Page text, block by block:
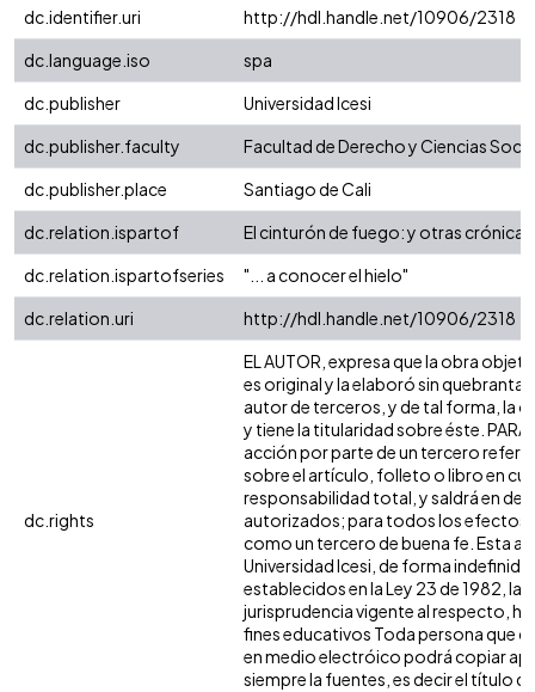
dc.identifier.uri
http://hdl.handle.net/10906/2318
dc.language.iso
spa
dc.publisher
Universidad Icesi
dc.publisher.faculty
Facultad de Derecho y Ciencias
dc.publisher.place
Santiago de Cali
dc.relation.ispartof
El cinturón de fuego: y otras crónicas
dc.relation.ispartofseries
"... a conocer el hielo"
dc.relation.uri
http://hdl.handle.net/10906/2318
dc.rights
EL AUTOR, expresa que la obra
es original y la elaboró sin
autor de terceros, y de tal forma, la
y tiene la titularidad sobre éste.
acción por parte de un tercero
sobre el artículo, folleto o libro en
responsabilidad total, y saldrá en
autorizados; para todos los efectos,
como un tercero de buena fe. Esta
Universidad Icesi, de forma
establecidos en la Ley 23 de 1982, la
jurisprudencia vigente al respecto,
fines educativos Toda persona que
en medio electróico podrá copiar
siempre la fuentes, es decir el título